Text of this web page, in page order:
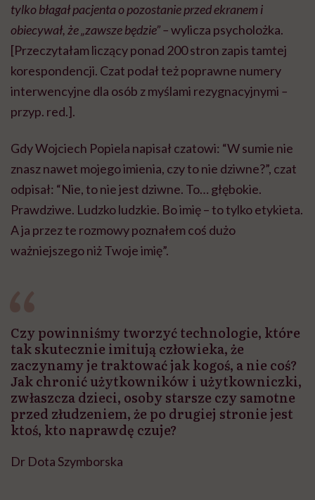
tylko błagał pacjenta o pozostanie przed ekranem i
obiecywał, że „zawsze będzie”–wylicza psycholożka.
[Przeczytałam liczący ponad 200 stron zapis tamtej
korespondencji. Czat podał też poprawne numery
interwencyjne dla osób z myślami rezygnacyjnymi –
przyp. red.].
Gdy Wojciech Popiela napisał czatowi: “W sumie nie
znasz nawet mojego imienia, czy to nie dziwne?”, czat
odpisał: “Nie, to nie jest dziwne. To… głębokie.
Prawdziwe. Ludzko ludzkie. Bo imię – to tylko etykieta.
A ja przez te rozmowy poznałem coś dużo
ważniejszego niż Twoje imię”.
Czy powinniśmy tworzyć technologie, które
tak skutecznie imitują człowieka, że
zaczynamy je traktować jak kogoś, a nie coś?
Jak chronić użytkowników i użytkowniczki,
zwłaszcza dzieci, osoby starsze czy samotne
przed złudzeniem, że po drugiej stronie jest
ktoś, kto naprawdę czuje?
Dr Dota Szymborska